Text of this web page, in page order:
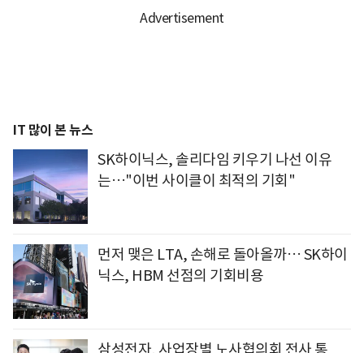
IT 많이 본 뉴스
SK하이닉스, 솔리다임 키우기 나선 이유
는…"이번 사이클이 최적의 기회"
먼저 맺은 LTA, 손해로 돌아올까… SK하이
닉스, HBM 선점의 기회비용
삼성전자, 사업장별 노사협의회 전사 통